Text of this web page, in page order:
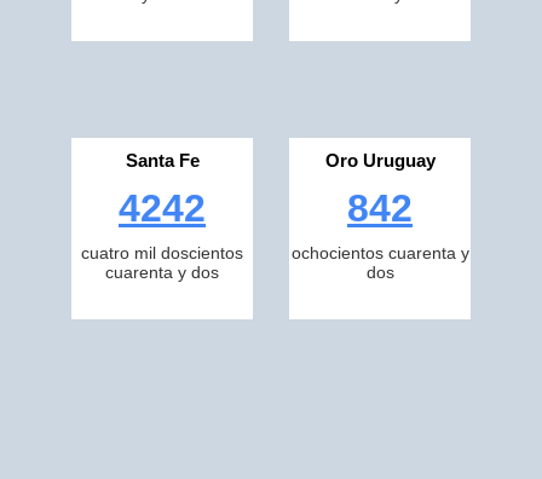
Santa Fe
4242
cuatro mil doscientos
cuarenta y dos
Oro Uruguay
842
ochocientos cuarenta y
dos